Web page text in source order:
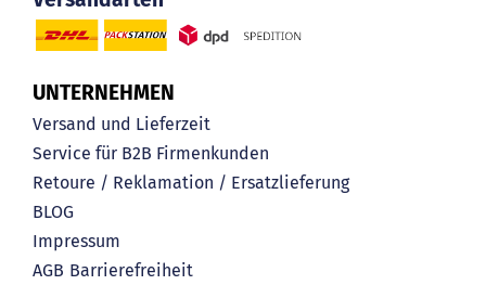
UNTERNEHMEN
Versand und Lieferzeit
Service für B2B Firmenkunden
Retoure / Reklamation / Ersatzlieferung
BLOG
Impressum
AGB Barrierefreiheit